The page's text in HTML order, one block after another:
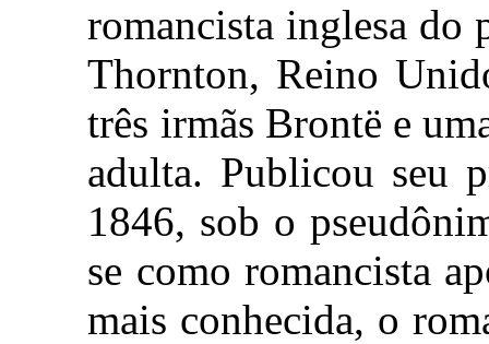
romancista inglesa do
Thornton, Reino
três irmãs Brontë e
adulta. Publicou seu
1846, sob o
se como romancista
mais conhecida, o